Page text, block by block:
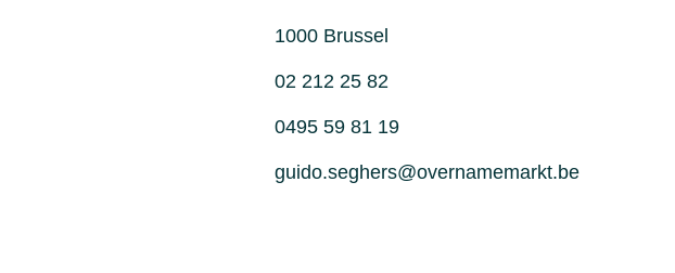
1000 Brussel
02 212 25 82
0495 59 81 19
guido.seghers@overnamemarkt.be